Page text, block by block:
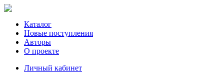
Каталог
Новые поступления
Авторы
О проекте
Личный кабинет